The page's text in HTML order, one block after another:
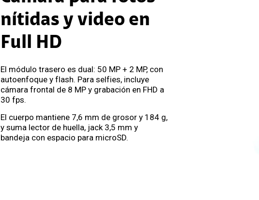
nítidas y video en
Full HD
El módulo trasero es dual: 50 MP + 2 MP, con
autoenfoque y flash. Para selfies, incluye
cámara frontal de 8 MP y grabación en FHD a
30 fps.
El cuerpo mantiene 7,6 mm de grosor y 184 g,
y suma lector de huella, jack 3,5 mm y
bandeja con espacio para microSD.